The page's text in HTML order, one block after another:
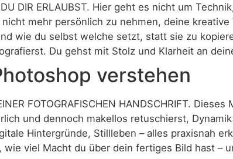
DU DIR ERLAUBST. Hier geht es nicht um
mehr persönlich zu nehmen, deine
wie du selbst welche setzt, statt sie zu
Du gehst mit Stolz und Klarheit an
verstehen
FOTOGRAFISCHEN HANDSCHRIFT.
und dennoch makellos retuschierst,
Hintergründe, Stillleben – alles
viel Macht du über dein fertiges Bild hast –